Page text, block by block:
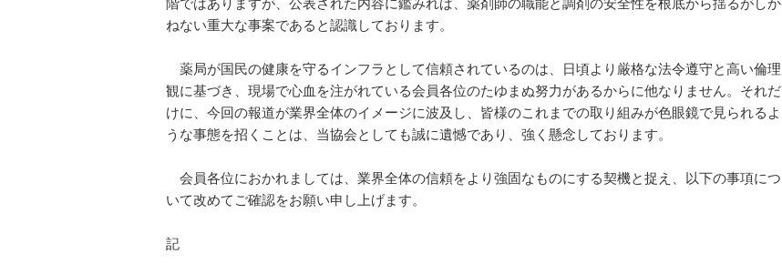
階ではありますが、公表された内容に鑑みれば、薬剤師の職能と調剤の安全性を根底から揺るがしか
ねない重大な事案であると認識しております。
薬局が国民の健康を守るインフラとして信頼されているのは、日頃より厳格な法令遵守と高い倫理
観に基づき、現場で心血を注がれている会員各位のたゆまぬ努力があるからに他なりません。それだ
けに、今回の報道が業界全体のイメージに波及し、皆様のこれまでの取り組みが色眼鏡で見られるよ
うな事態を招くことは、当協会としても誠に遺憾であり、強く懸念しております。
会員各位におかれましては、業界全体の信頼をより強固なものにする契機と捉え、以下の事項につ
いて改めてご確認をお願い申し上げます。
記